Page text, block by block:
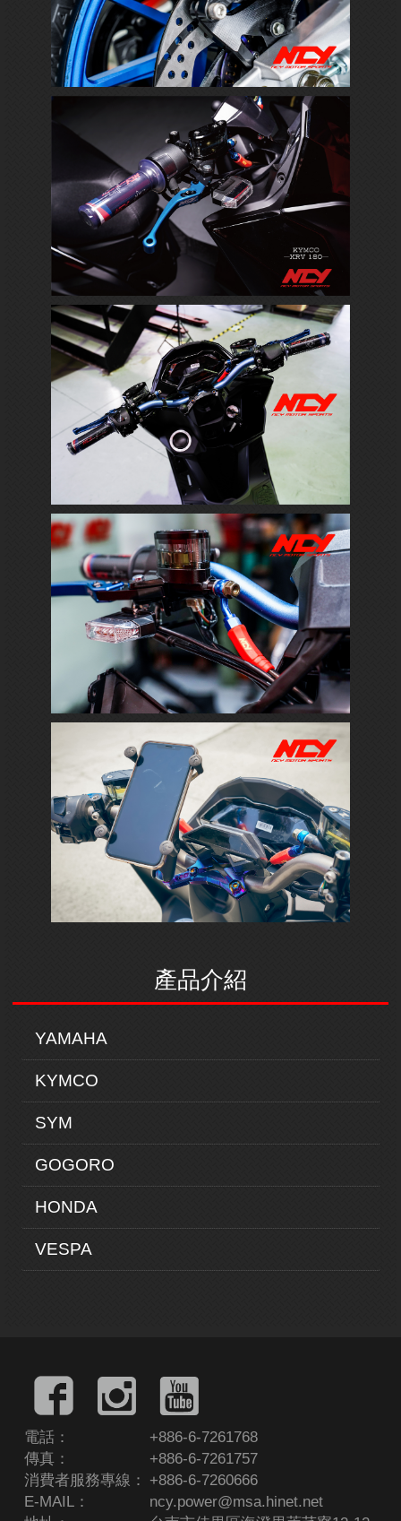
產品介紹
YAMAHA
KYMCO
SYM
GOGORO
HONDA
VESPA
電話：
+886-6-7261768
傳真：
+886-6-7261757
消費者服務專線：
+886-6-7260666
E-MAIL：
ncy.power@msa.hinet.net